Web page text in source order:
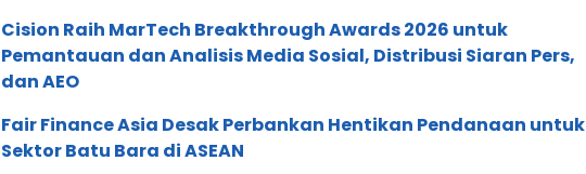
Cision Raih MarTech Breakthrough Awards 2026 untuk
Pemantauan dan Analisis Media Sosial, Distribusi Siaran Pers,
dan AEO
Fair Finance Asia Desak Perbankan Hentikan Pendanaan untuk
Sektor Batu Bara di ASEAN